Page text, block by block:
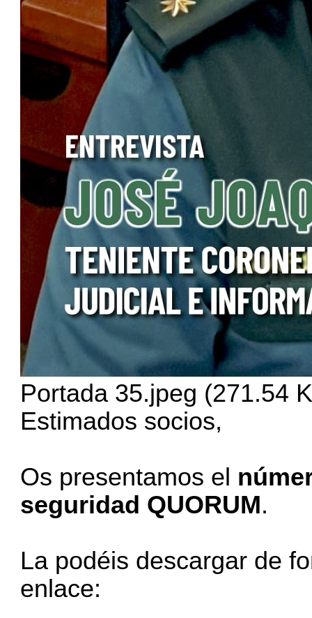
Portada 35.jpeg (271.54
Estimados socios,
Os presentamos el
seguridad QUORUM.
La podéis descargar de
enlace: